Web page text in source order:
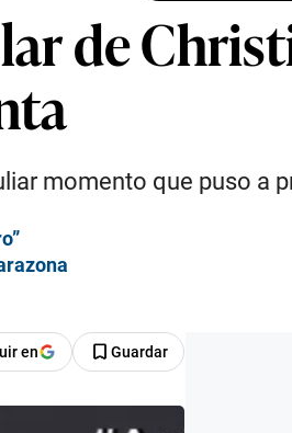
de
momento que puso a
en Guardar